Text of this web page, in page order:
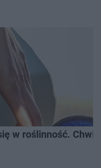
w roślinność.